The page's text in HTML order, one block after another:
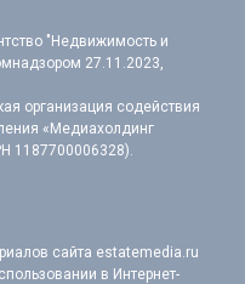
"Недвижимость и
27.11.2023,
организация содействия
«Медиахолдинг
1187700006328).
сайта estatemedia.ru
в Интернет-